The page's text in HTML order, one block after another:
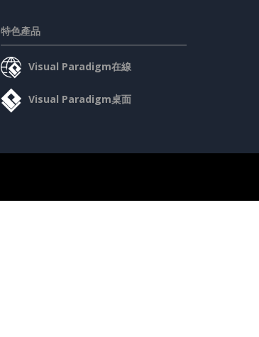
特色產品
Visual Paradigm在線
Visual Paradigm桌面